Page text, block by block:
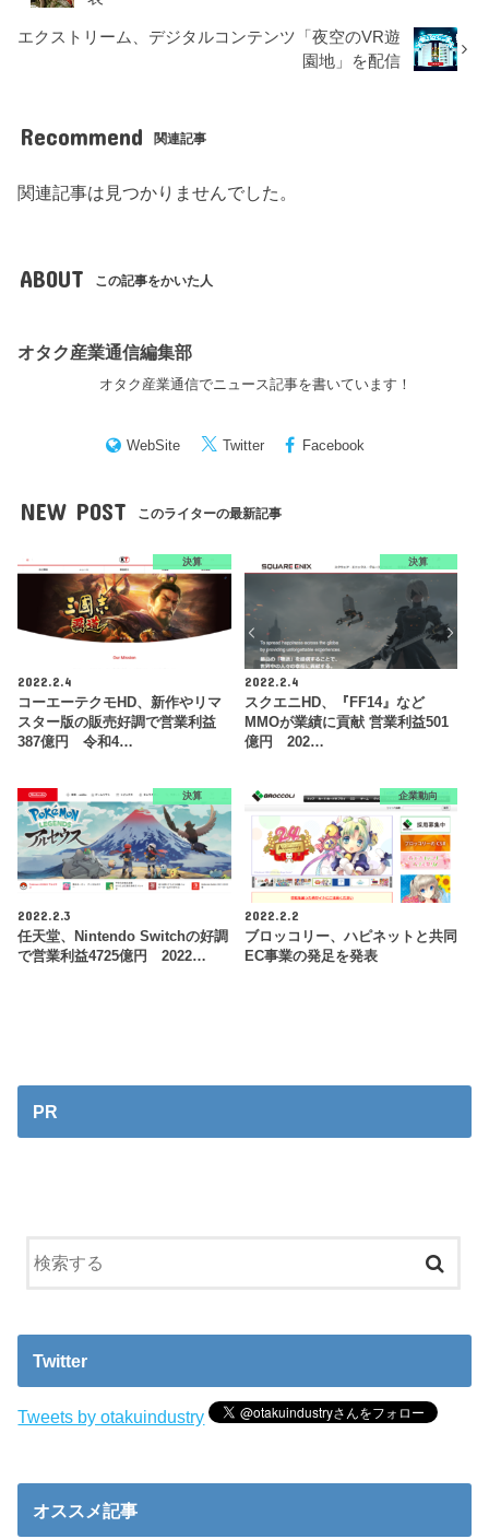
エクストリーム、デジタルコンテンツ「夜空のVR遊
園地」を配信
Recommend 関連記事
関連記事は見つかりませんでした。
ABOUT この記事をかいた人
オタク産業通信編集部
オタク産業通信でニュース記事を書いています！
WebSite Twitter Facebook
NEW POST このライターの最新記事
決算
2022.2.4
コーエーテクモHD、新作やリマ
スター版の販売好調で営業利益
387億円 令和4…
決算
2022.2.4
スクエニHD、『FF14』など
MMOが業績に貢献 営業利益501
億円 202…
決算
2022.2.3
任天堂、Nintendo Switchの好調
で営業利益4725億円 2022…
企業動向
2022.2.2
ブロッコリー、ハピネットと共同
EC事業の発足を発表
PR
Twitter
Tweets by otakuindustry
オススメ記事